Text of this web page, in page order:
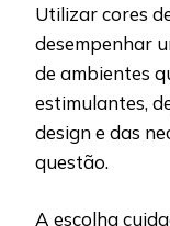
Utilizar cores
desempenhar
de ambientes
estimulantes,
design e das
questão.
A escolha